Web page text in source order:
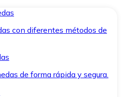
con diferentes métodos de
de forma rápida y segura.